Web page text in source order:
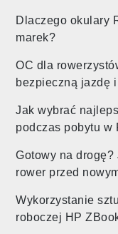
Dlaczego okulary
marek?
OC dla
bezpieczną jazdę
Jak wybrać
podczas pobytu w
Gotowy na
rower przed
Wykorzystanie
roboczej HP